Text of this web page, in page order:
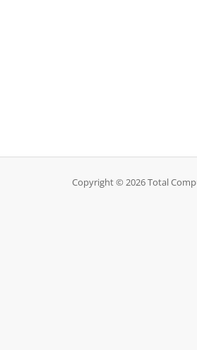
Copyright © 2026 Total